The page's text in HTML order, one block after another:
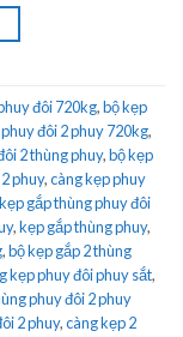
đôi 720kg,bộ kẹp
đôi 2 phuy 720kg,
2 thùng phuy,bộ kẹp
phuy,càng kẹp phuy
kẹp gắp thùng phuy đôi
,kẹp gắp thùng phuy,
,bộ kẹp gắp 2 thùng
kẹp phuy đôi phuy sắt,
phuy đôi 2 phuy
2 phuy,càng kẹp 2